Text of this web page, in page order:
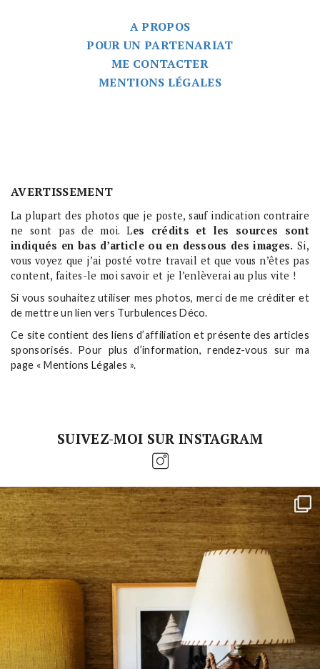
A PROPOS
POUR UN PARTENARIAT
ME CONTACTER
MENTIONS LÉGALES
AVERTISSEMENT
La plupart des photos que je poste, sauf indication contraire
ne sont pas de moi. Les crédits et les sources sont
indiqués en bas d’article ou en dessous des images. Si,
vous voyez que j’ai posté votre travail et que vous n’êtes pas
content, faites-le moi savoir et je l’enlèverai au plus vite !
Si vous souhaitez utiliser mes photos, merci de me créditer et
de mettre un lien vers Turbulences Déco.
Ce site contient des liens d’affiliation et présente des articles
sponsorisés. Pour plus d’information, rendez-vous sur ma
page « Mentions Légales ».
SUIVEZ-MOI SUR INSTAGRAM